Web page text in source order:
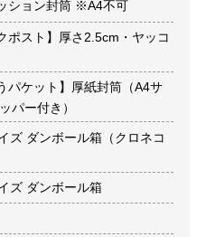
ション封筒 ※A4不可
ポスト】厚さ2.5cm・ヤッコ
パケット】厚紙封筒（A4サ
パー付き）
ズ ダンボール箱（クロネコ
ズ ダンボール箱